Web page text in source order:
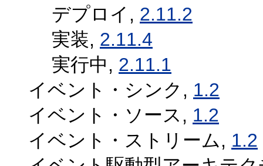
デプロイ, 2.11.2
実装, 2.11.4
実行中, 2.11.1
イベント・シンク, 1.2
イベント・ソース, 1.2
イベント・ストリーム, 1.2